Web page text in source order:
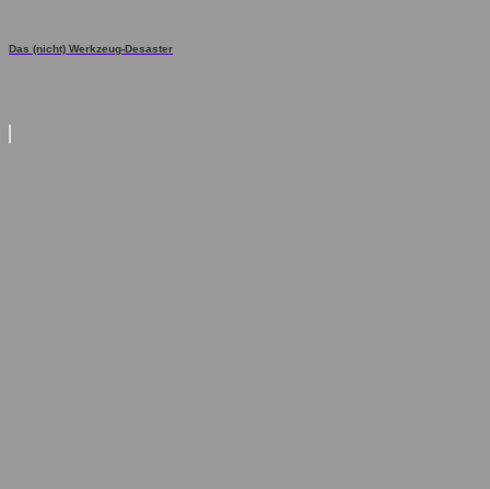
Das (nicht) Werkzeug-Desaster